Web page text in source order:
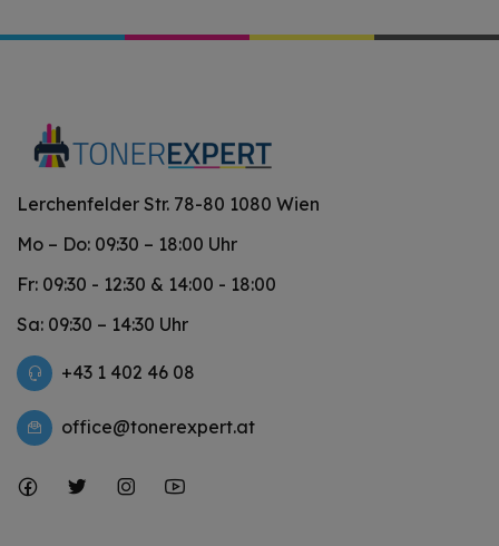
Lerchenfelder Str. 78-80 1080 Wien
Mo – Do: 09:30 – 18:00 Uhr
Fr: 09:30 - 12:30 & 14:00 - 18:00
Sa: 09:30 – 14:30 Uhr
+43 1 402 46 08
office@tonerexpert.at